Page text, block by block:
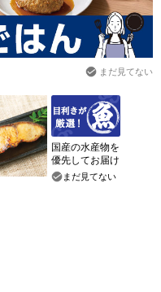
まだ見てない
国産の水産物を
優先してお届け
まだ見てない